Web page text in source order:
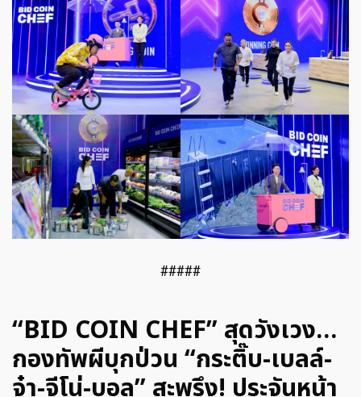
#####
“BID COIN CHEF” สุดวังเวง…
กองทัพผีบุกป่วน “กระติ๊บ-เบลล์-
จ๋า-จีโน่-บอล” สะพรึง! ประจันหน้า